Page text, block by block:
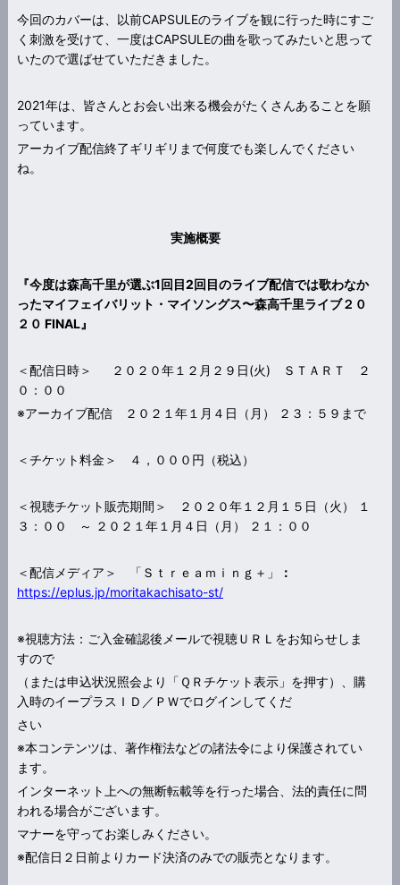
今回のカバーは、以前CAPSULEのライブを観に行った時にすご
く刺激を受けて、一度はCAPSULEの曲を歌ってみたいと思って
いたので選ばせていただきました。
2021年は、皆さんとお会い出来る機会がたくさんあることを願
っています。
アーカイブ配信終了ギリギリまで何度でも楽しんでください
ね。
実施概要
『今度は森高千里が選ぶ1回目2回目のライブ配信では歌わなか
ったマイフェイバリット・マイソングス〜森高千里ライブ２０
２０ FINAL』
＜配信日時＞ ２０２０年１２月２９日(火) ＳＴＡＲＴ ２
０：００
※アーカイブ配信 ２０２１年１月４日（月） ２３：５９まで
＜チケット料金＞ ４，０００円（税込）
＜視聴チケット販売期間＞ ２０２０年１２月１５日（火） １
３：００ ～ ２０２１年１月４日（月） ２１：００
＜配信メディア＞ 「Ｓｔｒｅａｍｉｎｇ＋」
：
https://eplus.jp/moritakachisato-st/
※視聴方法：ご入金確認後メールで視聴ＵＲＬをお知らせしま
すので
（または申込状況照会より「ＱＲチケット表示」を押す）、購
入時のイープラスＩＤ／ＰＷでログインしてくだ
さい
※本コンテンツは、著作権法などの諸法令により保護されてい
ます。
インターネット上への無断転載等を行った場合、法的責任に問
われる場合がございます。
マナーを守ってお楽しみください。
※配信日２日前よりカード決済のみでの販売となります。